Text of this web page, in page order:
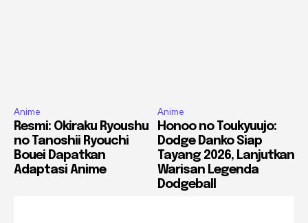
Anime
Resmi: Okiraku Ryoushu
no Tanoshii Ryouchi
Bouei Dapatkan
Adaptasi Anime
Anime
Honoo no Toukyuujo:
Dodge Danko Siap
Tayang 2026, Lanjutkan
Warisan Legenda
Dodgeball